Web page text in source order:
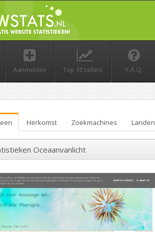
Aanmelden Top 10 tellers F.A.Q.
Herkomst Zoekmachines Landen
Oceaanvanlicht